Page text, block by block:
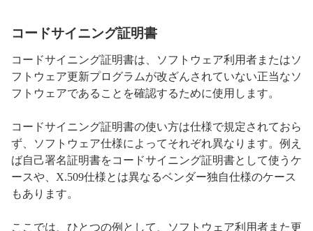
コードサイニング証明書
コードサイニング証明書は、ソフトウェア利用者またはソ
フトウェア更新プログラムが改ざんされていない正当なソ
フトウェアであることを確認するために使用します。
コードサイニング証明書の使い方は仕様で規定されておら
ず、ソフトウェア仕様によってそれぞれ異なります。例え
ば自己署名証明書をコードサイニング証明書として使うケ
ースや、X.509仕様とは異なるベンダー独自仕様のケース
もあります。
ここでは、ひとつの例として、ソフトウェア利用者また更